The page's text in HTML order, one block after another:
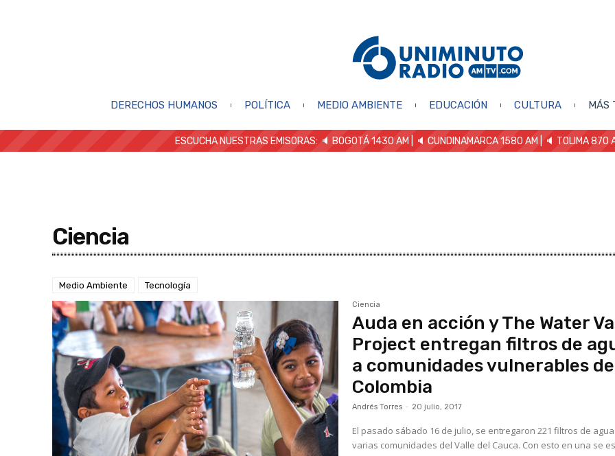
DERECHOS HUMANOS POLÍTICA MEDIO AMBIENTE EDUCACIÓN CULTURA MÁS
ESCUCHA NUESTRAS EMISORAS: 🔈 BOGOTÁ 1430 AM | 🔈 CUNDINAMARCA 1580 AM | 🔈 TOLIMA 870
Ciencia
Medio Ambiente Tecnología
Ciencia
Auda en acción y The Water
Project entregan filtros de
a comunidades vulnerables de
Colombia
Andrés Torres - 20 julio, 2017
El pasado sábado 16 de julio, se entregaron 221 filtros de
varias comunidades del Valle del Cauca. Con esto en una se